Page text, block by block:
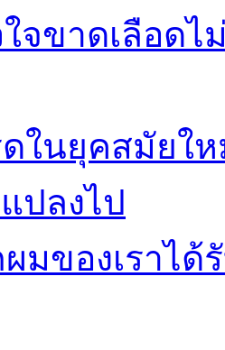
จขาดเลือด
ในยุคสมัยใ
ปลงไป
มของเราไ